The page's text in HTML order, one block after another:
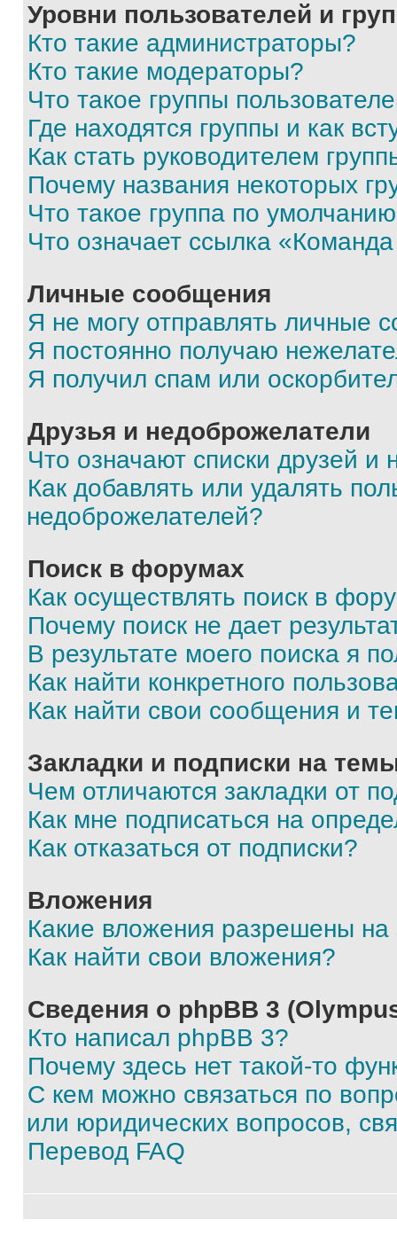
Уровни пользователей и
Кто такие администраторы?
Кто такие модераторы?
Что такое группы
Где находятся группы и как
Как стать руководителем
Почему названия некоторых
Что такое группа по
Что означает ссылка
Личные сообщения
Я не могу отправлять личные
Я постоянно получаю
Я получил спам или
Друзья и недоброжелатели
Что означают списки друзей и
Как добавлять или удалять
недоброжелателей?
Поиск в форумах
Как осуществлять поиск в
Почему поиск не дает
В результате моего поиска я
Как найти конкретного
Как найти свои сообщения и
Закладки и подписки на
Чем отличаются закладки от
Как мне подписаться на
Как отказаться от подписки?
Вложения
Какие вложения разрешены
Как найти свои вложения?
Сведения о phpBB 3
Кто написал phpBB 3?
Почему здесь нет такой-то
С кем можно связаться по
или юридических вопросов,
Перевод FAQ